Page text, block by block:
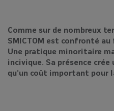
Comme sur de nombreux
SMICTOM est confronté
Une pratique minoritaire
incivique. Sa présence
qu’un coût important pour